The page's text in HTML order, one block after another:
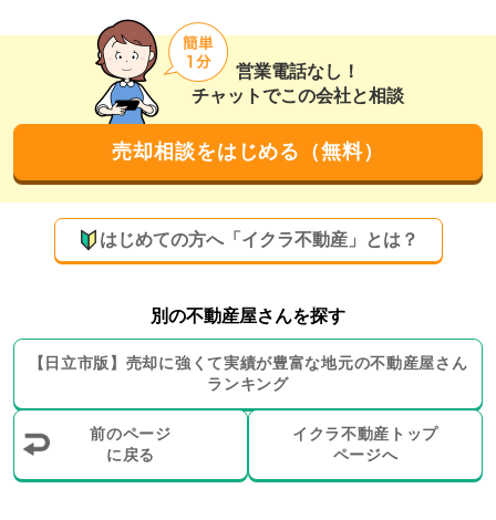
営業電話なし！
チャットでこの会社と相談
売却相談をはじめる（無料）
はじめての方へ「イクラ不動産」とは？
別の不動産屋さんを探す
【日立市版】 売却に強くて実績が豊富な地元の不動産屋さん
ランキング
前のページ
に戻る
イクラ不動産トップ
ページへ
さらに、これまでお取引のあった方やお付き合いのある
方などから、新しい案件やお客様のご紹介が多いこと
も、地元密着営業を続けている弊社の強みです。
買取にも対応可能！農地や市街化調整区域の物
件売却もご相談ください
弊社では、仲介だけでなく買取による売却をお選びいた
だくことも可能です。田んぼなどの農地や山林、市街化
件以外の売却でも何なりとご相談ください。売主様のご
状況やご希望にマッチした売却方法やサービスをご紹介
させていただきます。
売却に伴うリフォームや更地にするための解体工事にも
対応可能。リフォームや解体工事、引越し業者のご紹
介、インスペクション、瑕疵担保責任保険のご案内な